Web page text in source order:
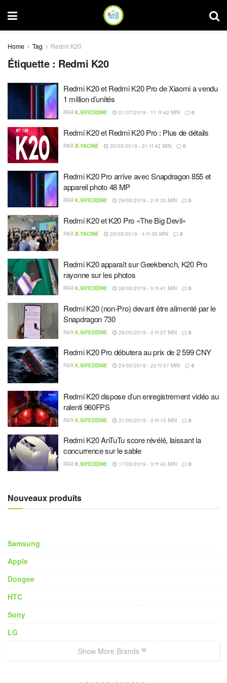
Home Tag Redmi K20
Étiquette : Redmi K20
Redmi K20 et Redmi K20 Pro de Xiaomi a vendu
1 million d’unités
PAR K.SIFEDDINE 01/07/2019 - 11 H 42 MIN 0
Redmi K20 et Redmi K20 Pro : Plus de détails
PAR B.YACINE 30/05/2019 - 21 H 42 MIN 0
Redmi K20 Pro arrive avec Snapdragon 855 et
appareil photo 48 MP
PAR K.SIFEDDINE 29/05/2019 - 2 H 35 MIN 0
Redmi K20 et K20 Pro «The Big Devil»
PAR B.YACINE 29/05/2019 - 4 H 30 MIN 0
Redmi K20 apparaît sur Geekbench, K20 Pro
rayonne sur les photos
PAR K.SIFEDDINE 28/05/2019 - 0 H 41 MIN 0
Redmi K20 (non-Pro) devant être alimenté par le
Snapdragon 730
PAR K.SIFEDDINE 26/05/2019 - 0 H 27 MIN 0
Redmi K20 Pro débutera au prix de 2 599 CNY
PAR K.SIFEDDINE 24/05/2019 - 22 H 57 MIN 0
Redmi K20 dispose d’un enregistrement vidéo au
ralenti 960FPS
PAR K.SIFEDDINE 21/05/2019 - 0 H 15 MIN 0
Redmi K20 AnTuTu score révélé, laissant la
concurrence sur le sable
PAR K.SIFEDDINE 17/05/2019 - 3 H 43 MIN 0
Nouveaux produits
Samsung
Apple
Doogee
HTC
Sony
LG
Show More Brands